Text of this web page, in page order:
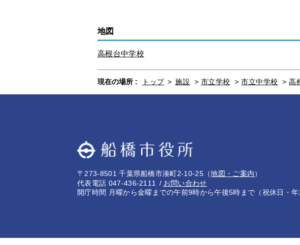
地図
高根台中学校
現在の場所 : トップ > 施設 > 市立学校 > 市立中学校 > 高
〒273-8501 千葉県船橋市湊町2-10-25 （地図・ご案内）
代表電話 047-436-2111
お問い合わせ
開庁時間 月曜から金曜までの午前9時から午後5時まで（祝休日・年